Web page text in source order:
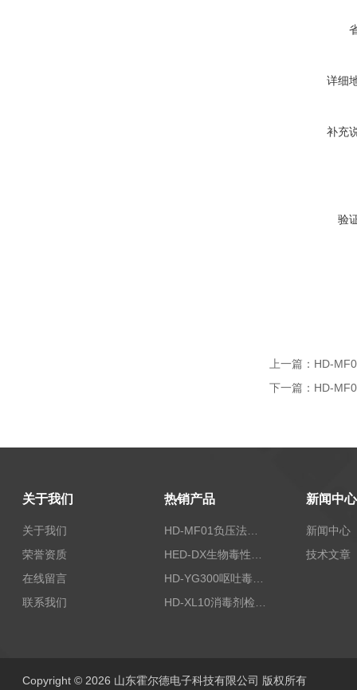
详细
补充
验
上一篇： HD-
下一篇： HD-
关于我们
关于我们
荣誉资质
在线留言
联系我们
热销产品
HD-MF01负压法密封性测试仪
新闻中心
新闻中心
技术文章
Copyright © 2026 山东霍尔德电子科技有限公司 版权所有